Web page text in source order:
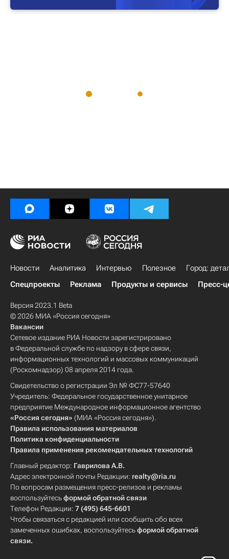
Новости Аналитика Интервью Полезное
Город:
Спецпроекты
Реклама Продукты и сервисы Пресс-
Версия 2023.1 Beta
© 2026 МИА «Россия сегодня»
Вакансии
Сетевое издание РИА Новости зарегистрировано
в Федеральной службе по надзору в сфере связи,
информационных технологий и массовых коммуникаций
(Роскомнадзор) 08 апреля 2014 года.
Свидетельство о регистрации Эл № ФС77-57640
Учредитель: Федеральное государственное унитарное
предприятие Международное информационное агентство
«Россия сегодня» (МИА «Россия сегодня»).
Правила использования материалов
Политика конфиденциальности
Правила применения рекомендательных технологий
Главный редактор: Гаврилова А.В.
Адрес электронной почты Редакции: realty@ria.ru
По вопросам размещения пресс-релизов и рекламы
воспользуйтесьформой обратной связи
Телефон Редакции: 7 (495) 645-6601
Чтобы связаться с редакцией или сообщить обо всех
замеченных ошибках, воспользуйтесьформой обратной
связи.